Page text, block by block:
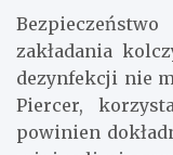
zakładania
dezynfekcji nie
Piercer,
powinien